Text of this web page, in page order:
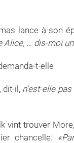
lance à son
Alice, … dis-moi
t-elle
dit-il, n’est-elle
vint trouver
chancelle: